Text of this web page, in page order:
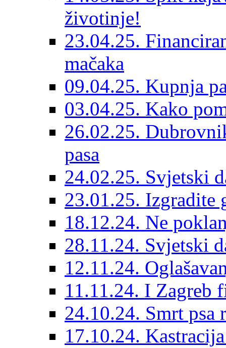
životinje!
23.04.25.
mačaka
09.04.25. Kupnja
03.04.25. Kako
26.02.25.
pasa
24.02.25. Svjetski
23.01.25. Izgradite
18.12.24. Ne
28.11.24. Svjetski
12.11.24.
11.11.24. I Zagreb
24.10.24. Smrt psa
17.10.24.